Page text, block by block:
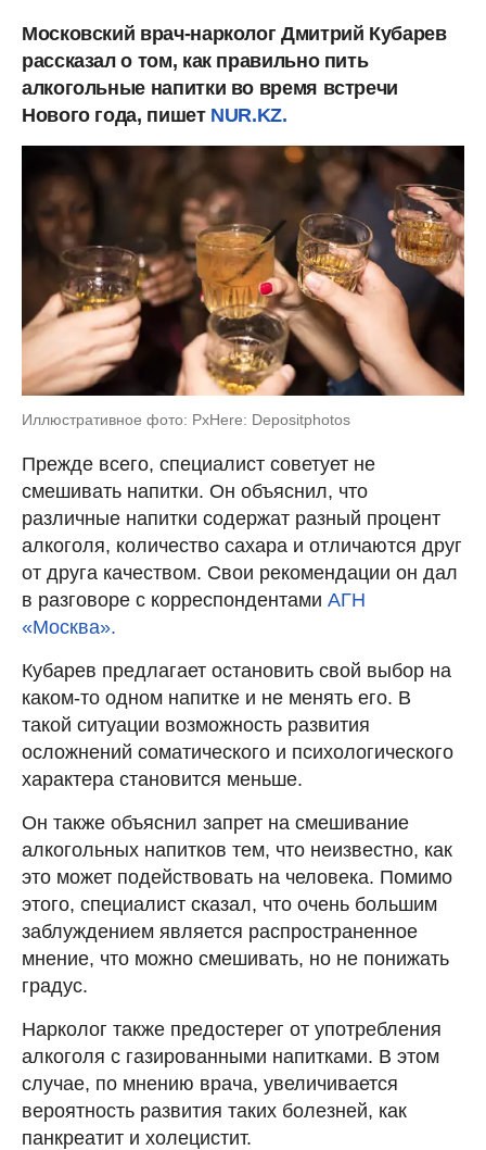
Московский врач-нарколог Дмитрий Кубарев
рассказал о том, как правильно пить
алкогольные напитки во время встречи
Нового года, пишет NUR.KZ.
Иллюстративное фото: PxHere: Depositphotos
Прежде всего, специалист советует не
смешивать напитки. Он объяснил, что
различные напитки содержат разный процент
алкоголя, количество сахара и отличаются друг
от друга качеством. Свои рекомендации он дал
в разговоре с корреспондентами АГН
«Москва».
Кубарев предлагает остановить свой выбор на
каком-то одном напитке и не менять его. В
такой ситуации возможность развития
осложнений соматического и психологического
характера становится меньше.
Он также объяснил запрет на смешивание
алкогольных напитков тем, что неизвестно, как
это может подействовать на человека. Помимо
этого, специалист сказал, что очень большим
заблуждением является распространенное
мнение, что можно смешивать, но не понижать
градус.
Нарколог также предостерег от употребления
алкоголя с газированными напитками. В этом
случае, по мнению врача, увеличивается
вероятность развития таких болезней, как
панкреатит и холецистит.